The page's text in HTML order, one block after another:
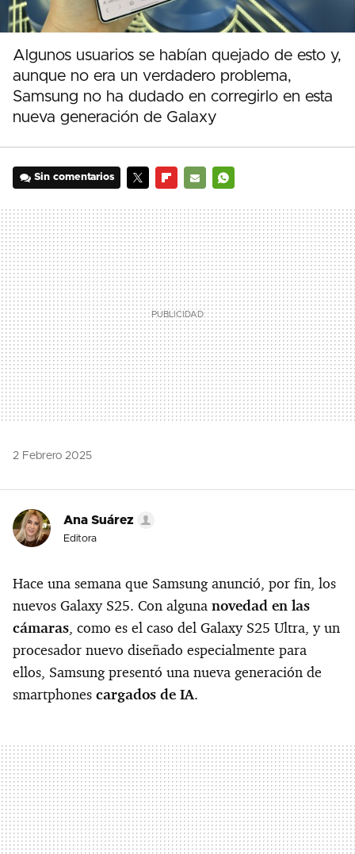
Algunos usuarios se habían quejado de esto y,
aunque no era un verdadero problema,
Samsung no ha dudado en corregirlo en esta
nueva generación de Galaxy
Sin comentarios
MAIL
2 Febrero 2025
Ana Suárez
Editora
Hace una semana que Samsung anunció, por fin, los
nuevos Galaxy S25. Con alguna novedad en las
cámaras, como es el caso del Galaxy S25 Ultra, y un
procesador nuevo diseñado especialmente para
ellos, Samsung presentó una nueva generación de
smartphones cargados de IA.